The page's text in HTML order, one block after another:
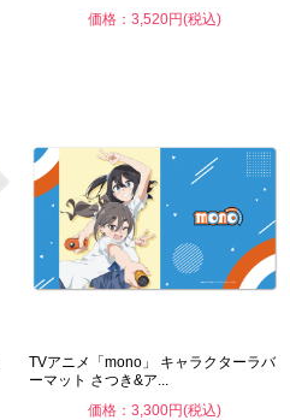
価格：3,520円(税込)
TVアニメ「mono」 キャラクターラバ
ーマット さつき&ア...
価格：3,300円(税込)